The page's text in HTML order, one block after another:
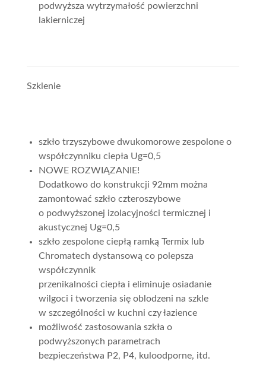
podwyższa wytrzymałość powierzchni
lakierniczej
Szklenie
szkło trzyszybowe dwukomorowe zespolone o
współczynniku ciepła Ug=0,5
NOWE ROZWIĄZANIE!
Dodatkowo do konstrukcji 92mm można
zamontować szkło czteroszybowe
o podwyższonej izolacyjności termicznej i
akustycznej Ug=0,5
szkło zespolone ciepłą ramką Termix lub
Chromatech dystansową co polepsza
współczynnik
przenikalności ciepła i eliminuje osiadanie
wilgoci i tworzenia się oblodzeni na szkle
w szczególności w kuchni czy łazience
możliwość zastosowania szkła o
podwyższonych parametrach
bezpieczeństwa P2, P4, kuloodporne, itd.